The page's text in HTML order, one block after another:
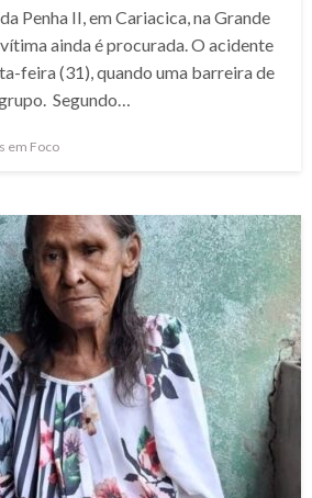
Penha II, em Cariacica, na Grande
ainda é procurada. O acidente
feira (31), quando uma barreira de
Segundo…
em Foco